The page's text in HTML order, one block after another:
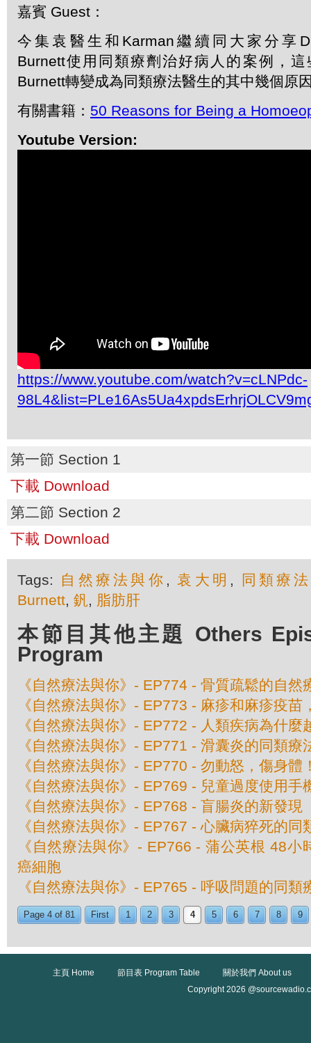
嘉賓 Guest：
今集袁醫生和Karman繼續同大家分享
Burnett使用同類療劑治好病人的案例，
Burnett轉變成為同類療法醫生的其中幾個原
有關書籍： 50 Reasons for Being a
Youtube Version:
https://www.youtube.com/watch?v=cLNPdc-
第一節 Section 1
下載 Download
第二節 Section 2
下載 Download
Tags: 自然療法與你 ,袁大明 ,
同類療法
Burnett, 釩 , 脂肪肝
本節目其他主題 Others
Program
《自然療法與你》- EP774 - 骨質疏鬆的自然
《自然療法與你》- EP773 - 麻疹和麻疹疫苗
《自然療法與你》- EP772 - 人類疾病為什麼
《自然療法與你》- EP771 - 滑囊炎的同類療
《自然療法與你》- EP770 - 勿動怒，傷身體
《自然療法與你》- EP769 - 兒童過度使用手
《自然療法與你》- EP768 - 盲腸炎的新發現
《自然療法與你》- EP767 - 心臟病猝死的同
《自然療法與你》- EP766 - 蒲公英根 48小
癌細胞
《自然療法與你》- EP765 - 呼吸問題的同類
Page 4 of 81 First 1 2 3 4 5 6 7 8 9
主頁 Home 節目表 Program Table
關於我們 About us
Copyright 2026